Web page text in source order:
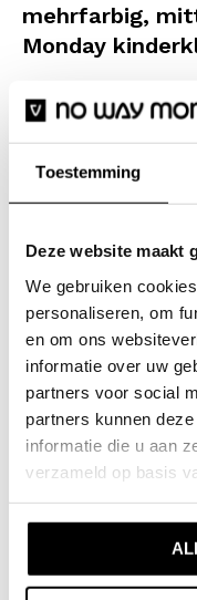
Toestemming
Deze website maakt
We gebruiken
personaliseren, om
en om ons
informatie over uw
partners voor social
partners kunnen
informatie die u aan
verzameld op basis
mehrfarbig,
Monday
Monday Badeshorts
sorgen für einen
einem elastischen
ausgestattet, sodass
sitzen. Das schnell
dass du im
nächstes Abenteuer
Spezifikationen
Saison: Spring/
Kollektion:
Babykleidung